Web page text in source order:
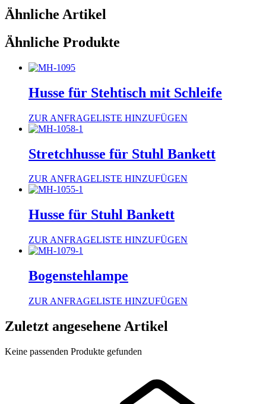
Ähnliche Artikel
Ähnliche Produkte
Husse für Stehtisch mit Schleife
ZUR ANFRAGELISTE HINZUFÜGEN
Stretchhusse für Stuhl Bankett
ZUR ANFRAGELISTE HINZUFÜGEN
Husse für Stuhl Bankett
ZUR ANFRAGELISTE HINZUFÜGEN
Bogenstehlampe
ZUR ANFRAGELISTE HINZUFÜGEN
Zuletzt angesehene Artikel
Keine passenden Produkte gefunden